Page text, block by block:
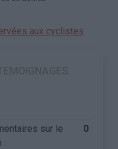
aux cyclistes
sur le
:
0